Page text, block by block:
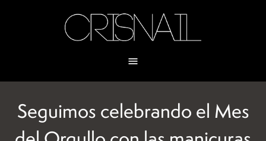
Seguimos celebrando el Mes